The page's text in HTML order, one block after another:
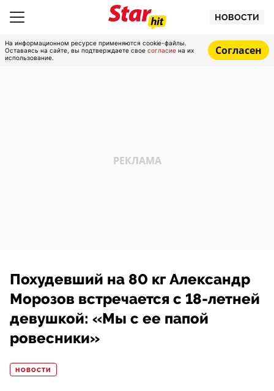
НОВОСТИ
На информационном ресурсе применяются cookie-файлы.
Оставаясь на сайте, вы подтверждаете свое согласие на их
использование.
Согласен
Похудевший на 80 кг Александр
Морозов встречается с 18-летней
девушкой: «Мы с ее папой
ровесники»
НОВОСТИ